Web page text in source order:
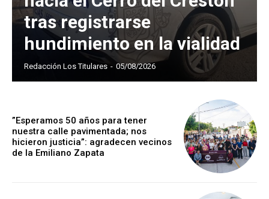
tras registrarse
hundimiento en la vialidad
Redacción Los Titulares - 05/08/2026
”Esperamos 50 años para tener
nuestra calle pavimentada; nos
hicieron justicia”: agradecen vecinos
de la Emiliano Zapata